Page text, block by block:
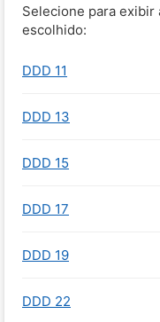
Selecione para exibir
escolhido:
DDD 11
DDD 13
DDD 15
DDD 17
DDD 19
DDD 22